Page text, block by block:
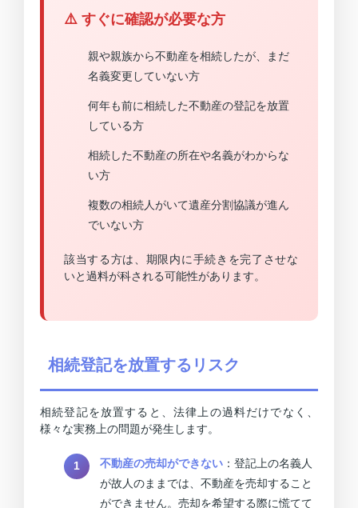
⚠️ すぐに確認が必要な方
親や親族から不動産を相続したが、まだ
名義変更していない方
何年も前に相続した不動産の登記を放置
している方
相続した不動産の所在や名義がわからな
い方
複数の相続人がいて遺産分割協議が進ん
でいない方
該当する方は、期限内に手続きを完了させな
いと過料が科される可能性があります。
相続登記を放置するリスク
相続登記を放置すると、法律上の過料だけでなく、
様々な実務上の問題が発生します。
不動産の売却ができない ：登記上の名義人
が故人のままでは、不動産を売却すること
ができません。売却を希望する際に慌てて